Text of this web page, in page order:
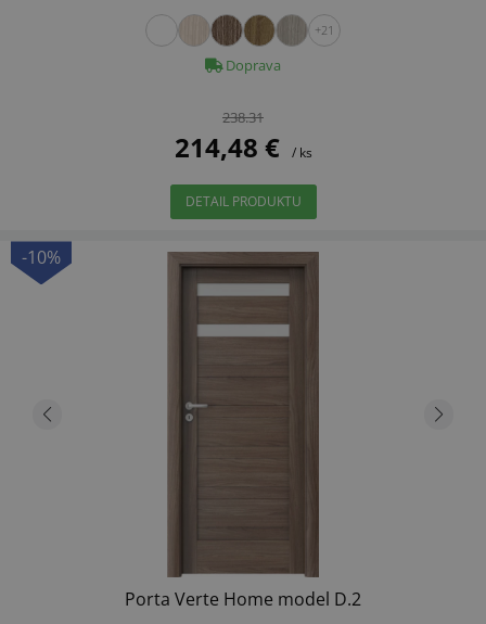
+21
Doprava
238.31
214,48 € / ks
DETAIL PRODUKTU
-10%
Porta Verte Home model D.2